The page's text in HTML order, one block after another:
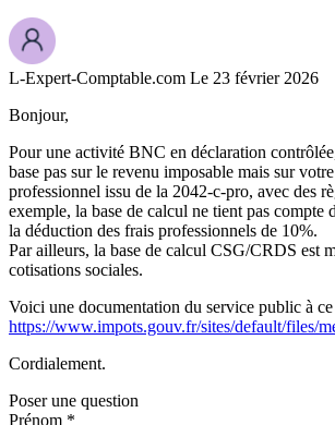
L-Expert-Comptable.com Le 23 février 2026
Bonjour,
Pour une activité BNC en déclaration
base pas sur le revenu imposable mais sur
professionnel issu de la 2042-c-pro, avec des
exemple, la base de calcul ne tient pas compte
la déduction des frais professionnels de 10%.
Par ailleurs, la base de calcul CSG/CRDS est
cotisations sociales.
Voici une documentation du service public à ce
https://www.impots.gouv.fr/sites/default/files/
Cordialement.
Poser une question
Prénom *